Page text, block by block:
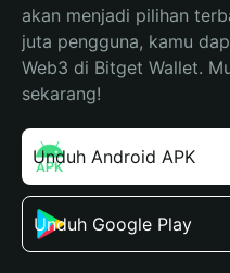
akan menjadi pilihan
juta pengguna, kamu
Web3 di Bitget Wallet.
sekarang!
Unduh Android APK
Unduh Google Play